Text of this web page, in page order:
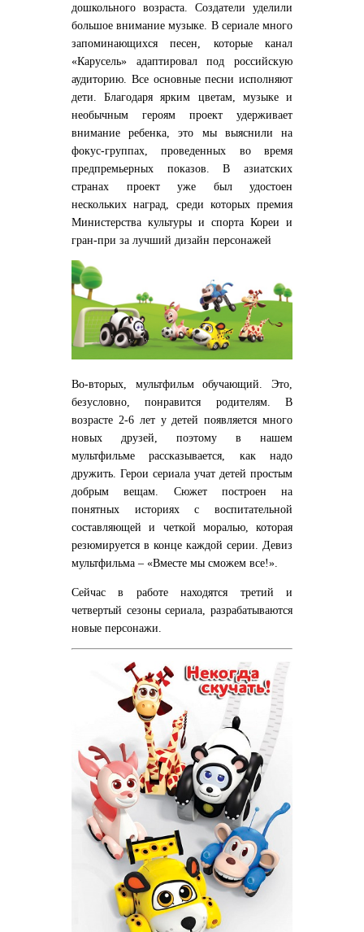
дошкольного возраста. Создатели уделили
большое внимание музыке. В сериале много
запоминающихся песен, которые канал
«Карусель» адаптировал под российскую
аудиторию. Все основные песни исполняют
дети. Благодаря ярким цветам, музыке и
необычным героям проект удерживает
внимание ребенка, это мы выяснили на
фокус-группах, проведенных во время
предпремьерных показов. В азиатских
странах проект уже был удостоен
нескольких наград, среди которых премия
Министерства культуры и спорта Кореи и
гран-при за лучший дизайн персонажей
Во-вторых, мультфильм обучающий. Это,
безусловно, понравится родителям. В
возрасте 2-6 лет у детей появляется много
новых друзей, поэтому в нашем
мультфильме рассказывается, как надо
дружить. Герои сериала учат детей простым
добрым вещам. Сюжет построен на
понятных историях с воспитательной
составляющей и четкой моралью, которая
резюмируется в конце каждой серии. Девиз
мультфильма – «Вместе мы сможем все!».
Сейчас в работе находятся третий и
четвертый сезоны сериала, разрабатываются
новые персонажи.